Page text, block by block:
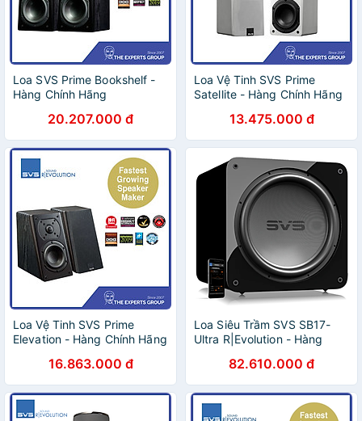
Loa SVS Prime Bookshelf -
Hàng Chính Hãng
20.207.000 đ
Loa Vệ Tinh SVS Prime
Satellite - Hàng Chính Hãng
13.475.000 đ
Loa Vệ Tinh SVS Prime
Elevation - Hàng Chính Hãng
16.863.000 đ
Loa Siêu Trầm SVS SB17-
Ultra R|Evolution - Hàng
82.610.000 đ